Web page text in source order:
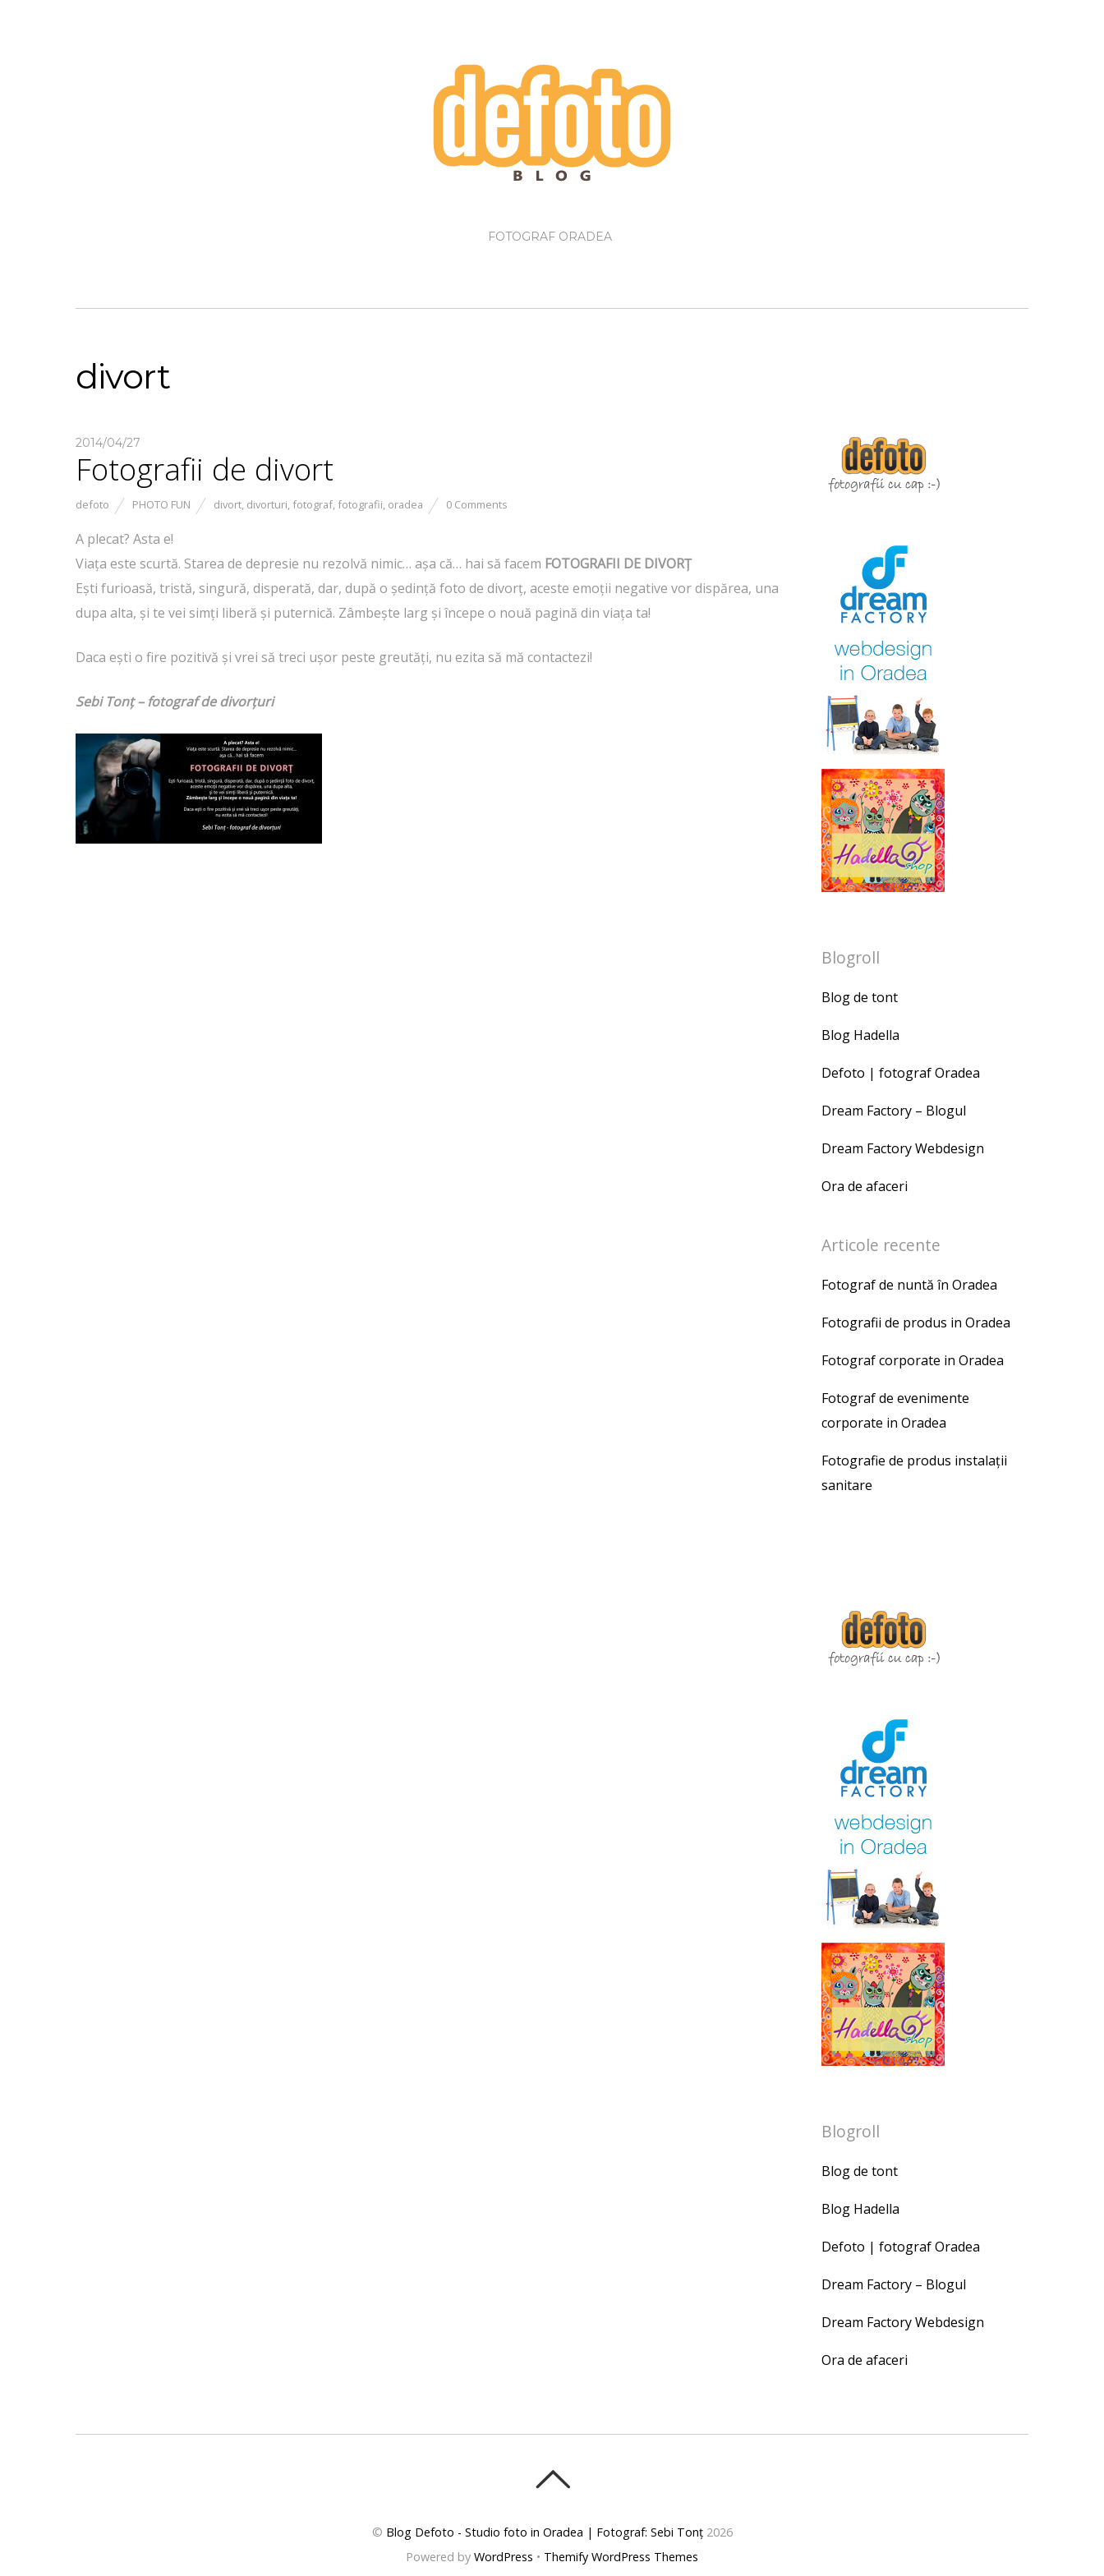
FOTOGRAF ORADEA
divort
2014/04/27
Fotografii de divort
defoto PHOTO FUN divort, divorturi, fotograf, fotografii, oradea 0 Comments
A plecat? Asta e!
Viaţa este scurtă. Starea de depresie nu rezolvă nimic… aşa că… hai să facem FOTOGRAFII DE DIVORŢ
Eşti furioasă, tristă, singură, disperată, dar, după o şedinţă foto de divorţ, aceste emoţii negative vor dispărea, una
dupa alta, şi te vei simţi liberă şi puternică. Zâmbeşte larg şi începe o nouă pagină din viaţa ta!
Daca eşti o fire pozitivă şi vrei să treci uşor peste greutăţi, nu ezita să mă contactezi!
Sebi Tonţ – fotograf de divorţuri
Blogroll
Blog de tont
Blog Hadella
Defoto | fotograf Oradea
Dream Factory – Blogul
Dream Factory Webdesign
Ora de afaceri
Articole recente
Fotograf de nuntă în Oradea
Fotografii de produs in Oradea
Fotograf corporate in Oradea
Fotograf de evenimente
corporate in Oradea
Fotografie de produs instalații
sanitare
Blogroll
Blog de tont
Blog Hadella
Defoto | fotograf Oradea
Dream Factory – Blogul
Dream Factory Webdesign
Ora de afaceri
© Blog Defoto - Studio foto in Oradea | Fotograf: Sebi Tonț2026
Powered by WordPress • Themify WordPress Themes